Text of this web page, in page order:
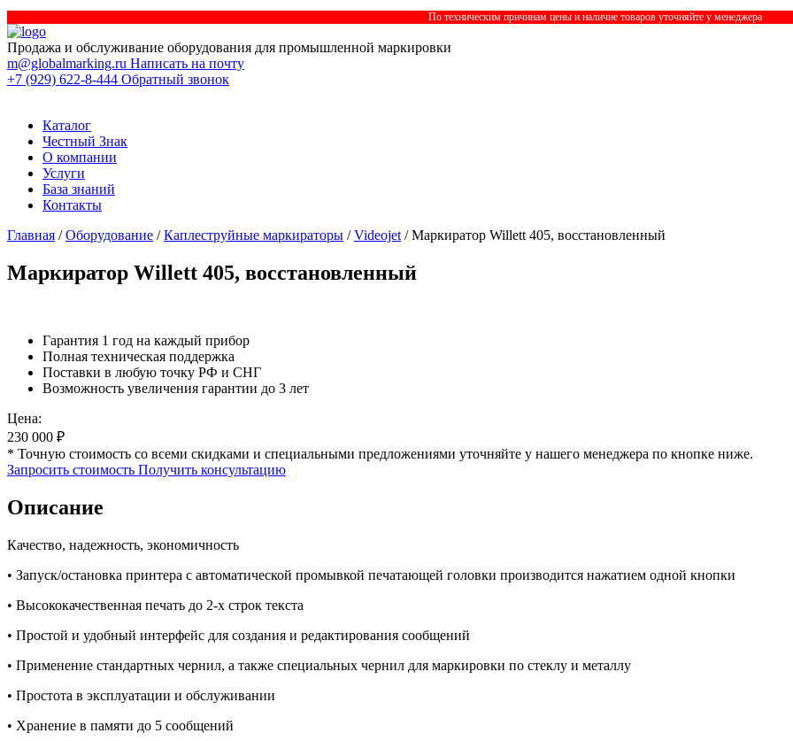
По техническим причинам цены и наличие товаров уточняйте у менеджера
Продажа и обслуживание оборудования для промышленной маркировки
m@globalmarking.ru Написать на почту
+7 (929) 622-8-444 Обратный звонок
Каталог
Честный Знак
О компании
Услуги
База знаний
Контакты
Главная /Оборудование /Каплеструйные маркираторы /Videojet / Маркиратор Willett 405, восстановленный
Маркиратор Willett 405, восстановленный
Гарантия 1 год на каждый прибор
Полная техническая поддержка
Поставки в любую точку РФ и СНГ
Возможность увеличения гарантии до 3 лет
Цена:
230 000 ₽
* Точную стоимость со всеми скидками и специальными предложениями уточняйте у нашего менеджера по кнопке ниже.
Запросить стоимость Получить консультацию
Описание
Качество, надежность, экономичность
• Запуск/остановка принтера с автоматической промывкой печатающей головки производится нажатием одной кнопки
• Высококачественная печать до 2-х строк текста
• Простой и удобный интерфейс для создания и редактирования сообщений
• Применение стандартных чернил, а также специальных чернил для маркировки по стеклу и металлу
• Простота в эксплуатации и обслуживании
• Хранение в памяти до 5 сообщений